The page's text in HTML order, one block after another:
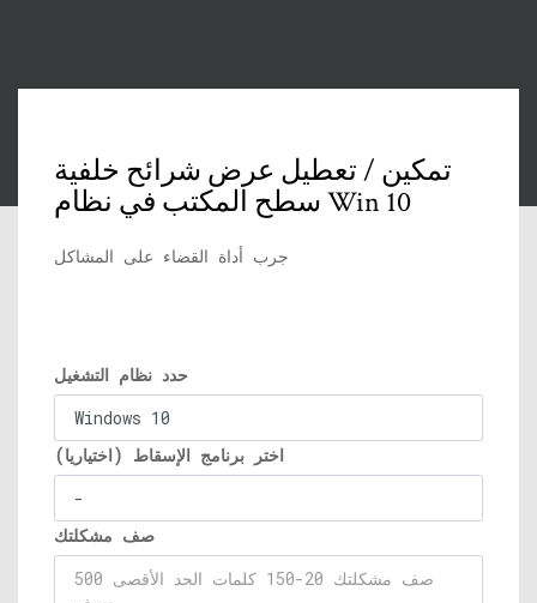
تمكين / تعطيل عرض شرائح خلفية
سطح المكتب في نظام Win 10
جرب أداة القضاء على المشاكل
حدد نظام التشغيل
اختر برنامج الإسقاط (اختياريا)
صف مشكلتك